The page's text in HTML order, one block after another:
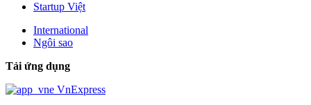
Startup Việt
International
Ngôi sao
Tải ứng dụng
VnExpress